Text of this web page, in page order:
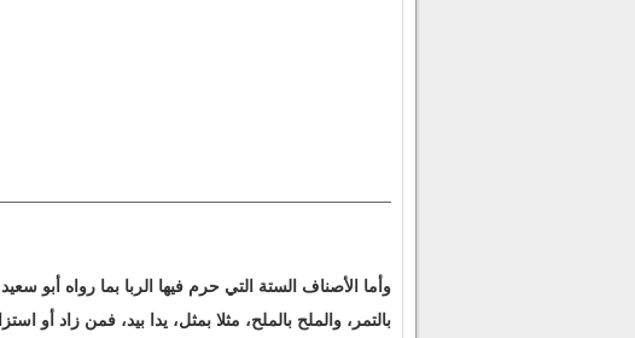
وأما الأصناف الستة التي حرم فيها الربا بما رواه أبو
بالتمر، والملح بالملح، مثلا بمثل، يدا بيد، فمن زاد